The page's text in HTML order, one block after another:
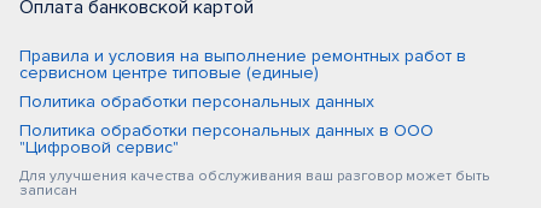
Оплата банковской картой
Правила и условия на выполнение ремонтных работ в
сервисном центре типовые (единые)
Политика обработки персональных данных
Политика обработки персональных данных в ООО
"Цифровой сервис"
Для улучшения качества обслуживания ваш разговор может быть
записан